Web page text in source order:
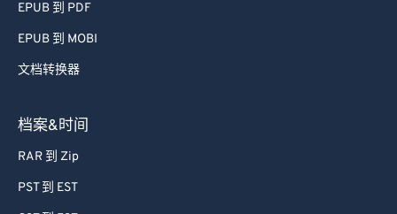
EPUB 到 PDF
EPUB 到 MOBI
文档转换器
档案&时间
RAR 到 Zip
PST 到 EST